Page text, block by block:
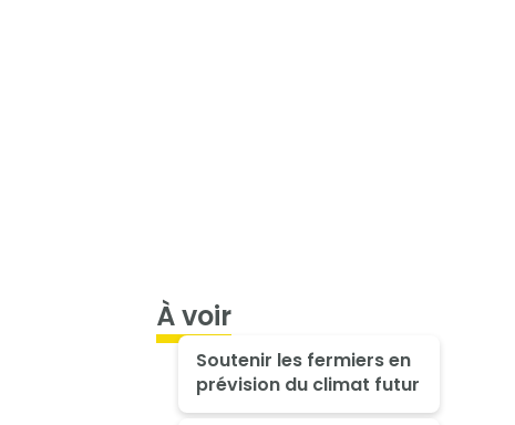
À voir
Soutenir les fermiers en
prévision du climat futur